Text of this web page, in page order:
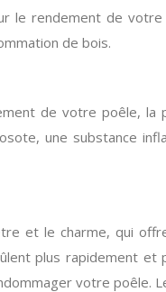
le rendement de
de bois.
de votre poêle, la
une substance
et le charme, qui
plus rapidement
votre poêle.